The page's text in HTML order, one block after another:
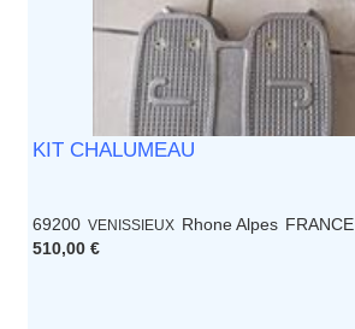
KIT CHALUMEAU
69200 VENISSIEUX Rhone Alpes FRANCE
510,00 €